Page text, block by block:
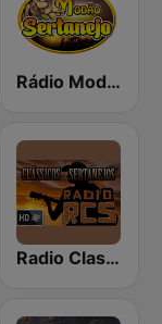
Rádio Modão Sertanejo
Radio Classicos Sertanejos